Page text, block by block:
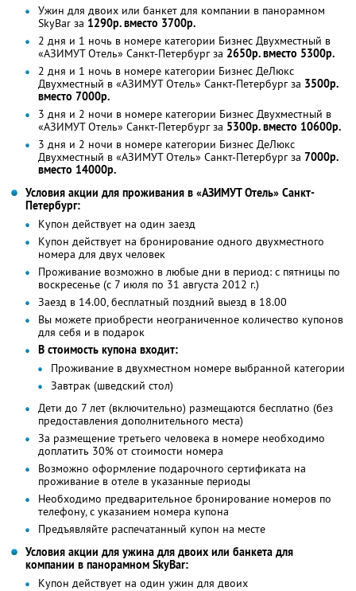
Ужин для двоих или банкет для компании в панорамном
SkyBаr за 1290р. вместо 3700р.
2 дня и 1 ночь в номере категории Бизнес Двухместный в
«АЗИМУТ Отель» Санкт-Петербург за 2650р. вместо 5300р.
2 дня и 1 ночь в номере категории Бизнес ДеЛюкс
Двухместный в «АЗИМУТ Отель» Санкт-Петербург за 3500р.
вместо 7000р.
3 дня и 2 ночи в номере категории Бизнес Двухместный в
«АЗИМУТ Отель» Санкт-Петербург за 5300р. вместо 10600р.
3 дня и 2 ночи в номере категории Бизнес ДеЛюкс
Двухместный в «АЗИМУТ Отель» Санкт-Петербург за 7000р.
вместо 14000р.
Условия акции для проживания в «АЗИМУТ Отель» Санкт-
Петербург:
Купон действует на один заезд
Купон действует на бронирование одного двухместного
номера для двух человек
Проживание возможно в любые дни в период: с пятницы по
воскресенье (с 7 июля по 31 августа 2012 г.)
Заезд в 14.00, бесплатный поздний выезд в 18.00
Вы можете приобрести неограниченное количество купонов
для себя и в подарок
В стоимость купона входит:
Проживание в двухместном номере выбранной категории
Завтрак (шведский стол)
Дети до 7 лет (включительно) размещаются бесплатно (без
предоставления дополнительного места)
За размещение третьего человека в номере необходимо
доплатить 30% от стоимости номера
Возможно оформление подарочного сертификата на
проживание в отеле в указанные периоды
Необходимо предварительное бронирование номеров по
телефону, с указанием номера купона
Предъявляйте распечатанный купон на месте
Условия акции для ужина для двоих или банкета для
компании в панорамном SkyBаr:
Купон действует на один ужин для двоих